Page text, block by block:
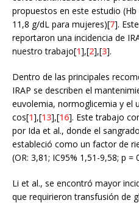
propuestos en este estudio
11,8 g/dL para mujeres)[7].
reportaron una incidencia de
nuestro trabajo[1],[2],[3].
Dentro de las principales
IRAP se describen el
euvolemia, normoglicemia y el
cos[1],[13],[16]. Este trabajo
por Ida et al., donde el
estableció como un factor de
(OR: 3,81; IC95% 1,51-9,58; p =
Li et al., se encontró mayor
que requirieron transfusión de